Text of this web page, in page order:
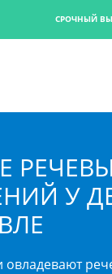
СРОЧНЫЙ
У
овладевают